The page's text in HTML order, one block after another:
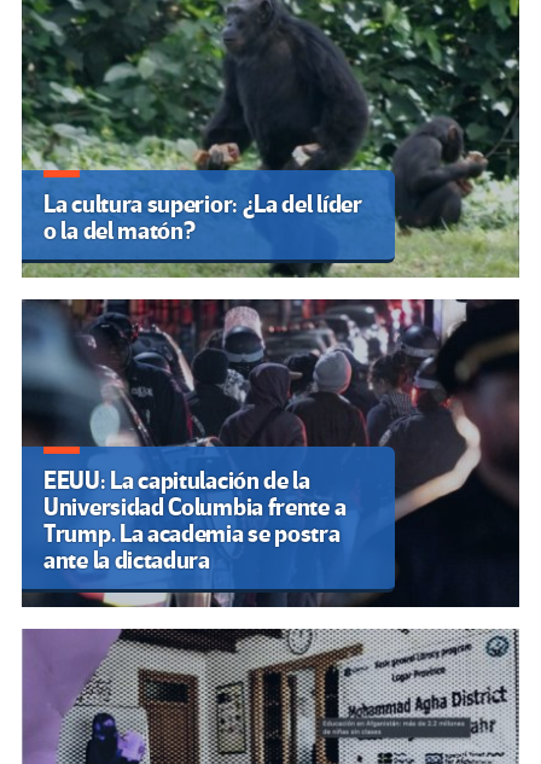
La cultura superior: ¿La del líder
o la del matón?
EEUU: La capitulación de la
Universidad Columbia frente a
Trump. La academia se postra
ante la dictadura